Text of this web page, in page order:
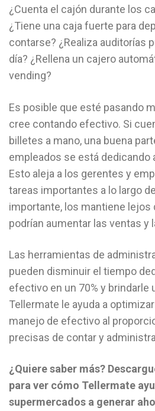
¿Cuenta el cajón durante los
¿Tiene una caja fuerte para
contarse? ¿Realiza auditorías
día? ¿Rellena un cajero
vending?
Es posible que esté pasando
cree contando efectivo. Si
billetes a mano, una buena
empleados se está dedicando
Esto aleja a los gerentes y
tareas importantes a lo largo
importante, los mantiene lejos
podrían aumentar las ventas y
Las herramientas de
pueden disminuir el tiempo
efectivo en un 70% y brindarle
Tellermate le ayuda a
manejo de efectivo al
precisas de contar y
¿Quiere saber más?
para ver cómo Tellermate
supermercados a generar